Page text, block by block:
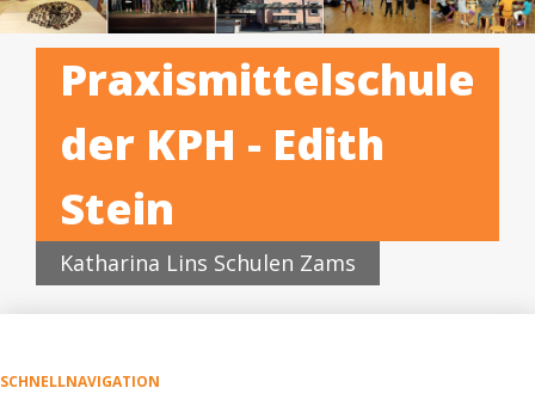
Praxismittelschule
der KPH - Edith
Stein
Katharina Lins Schulen Zams
SCHNELLNAVIGATION